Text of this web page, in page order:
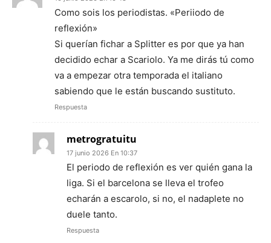
Como sois los periodistas. «Periiodo de
reflexión»
Si querían fichar a Splitter es por que ya han
decidido echar a Scariolo. Ya me dirás tú como
va a empezar otra temporada el italiano
sabiendo que le están buscando sustituto.
Respuesta
metrogratuitu
17 junio 2026 En 10:37
El periodo de reflexión es ver quién gana la
liga. Si el barcelona se lleva el trofeo
echarán a escarolo, si no, el nadaplete no
duele tanto.
Respuesta